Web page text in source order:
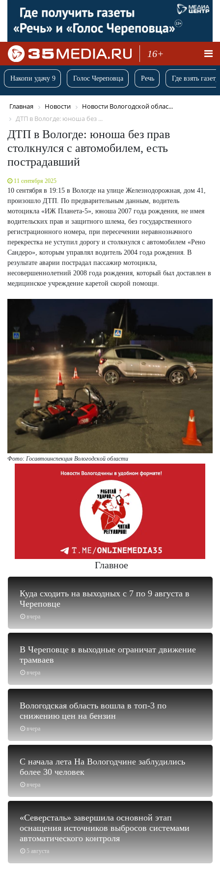
16+
Накопи удачу 9 Голос Череповца Речь Где взять
Главная Новости
Новости Вологодской облас...
ДТП в Вологде: юноша без ...
ДТП в Вологде: юноша без прав
столкнулся с автомобилем, есть
пострадавший
11 сентября 2025
10 сентября в 19:15 в Вологде на улице Железнодорожная, дом 41,
произошло ДТП. По предварительным данным, водитель
мотоцикла «ИЖ Планета-5», юноша 2007 года рождения, не имея
водительских прав и защитного шлема, без государственного
регистрационного номера, при пересечении неравнозначного
перекрестка не уступил дорогу и столкнулся с автомобилем «Рено
Сандеро», которым управлял водитель 2004 года рождения. В
результате аварии пострадал пассажир мотоцикла,
несовершеннолетний 2008 года рождения, который был доставлен в
медицинское учреждение каретой скорой помощи.
Фото: Госавтоинспекция Вологодской области
Главное
вчера
Куда сходить на выходных с 7 по 9 августа в
Череповце
вчера
В Череповце в выходные ограничат движение
трамваев
вчера
Вологодская область вошла в топ-3 по
снижению цен на бензин
вчера
С начала лета На Вологодчине заблудились
более 30 человек
5 августа
«Северсталь» завершила основной этап
оснащения источников выбросов системами
автоматического контроля